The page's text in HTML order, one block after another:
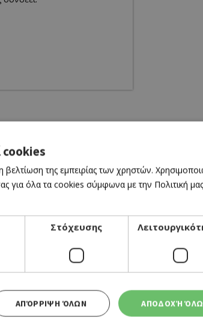
2026 06/08/
cookies
βελτίωση της εμπειρίας των χρηστών.
για όλα τα cookies σύμφωνα με την Πολιτική
Στόχευσης
ΑΠΟΔΟΧΉ
ΑΠΌΡΡΙΨΗ ΌΛΩΝ